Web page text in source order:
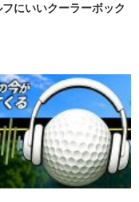
にいいクーラーボック